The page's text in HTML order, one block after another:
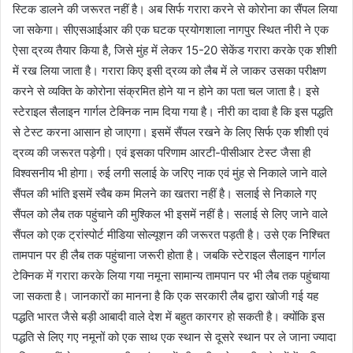
स्टिक डालने की जरूरत नहीं है। अब सिर्फ गरारा करने से कोरोना का सैंपल लिया
जा सकेगा। सीएसआईआर की एक घटक प्रयोगशाला नागपुर स्थित नीरी ने एक
ऐसा द्रव्य तैयार किया है, जिसे मुंह में लेकर 15-20 सेकेंड गरारा करके एक शीशी
में रख लिया जाता है। गरारा किए इसी द्रव्य को लैब में ले जाकर उसका परीक्षण
करने से व्यक्ति के कोरोना संक्रमित होने या न होने का पता चल जाता है। इसे
स्टेराइल सैलाइन गार्गल टेक्निक नाम दिया गया है। नीरी का दावा है कि इस पद्धति
से टेस्ट करना आसान हो जाएगा। इसमें सैंपल रखने के लिए सिर्फ एक शीशी एवं
द्रव्य की जरूरत पड़ेगी। एवं इसका परिणाम आरटी-पीसीआर टेस्ट जैसा ही
विश्वसनीय भी होगा। रुई लगी सलाई के जरिए नाक एवं मुंह से निकाले जाने वाले
सैंपल की भांति इसमें स्वैब कम मिलने का खतरा नहीं है। सलाई से निकाले गए
सैंपल को लैब तक पहुंचाने की मुश्किल भी इसमें नहीं है। सलाई से लिए जाने वाले
सैंपल को एक ट्रांस्पोर्ट मीडिया सोल्यूशन की जरूरत पड़ती है। उसे एक निश्चित
तामपान पर ही लैब तक पहुंचाना जरूरी होता है। जबकि स्टेराइल सैलाइन गार्गल
टेक्निक में गरारा करके लिया गया नमूना सामान्य तामपान पर भी लैब तक पहुंचाया
जा सकता है। जानकारों का मानना है कि एक सरकारी लैब द्वारा खोजी गई यह
पद्धति भारत जैसे बड़ी आबादी वाले देश में बहुत कारगर हो सकती है। क्योंकि इस
पद्धति से लिए गए नमूनों को एक साथ एक स्थान से दूसरे स्थान पर ले जाना ज्यादा